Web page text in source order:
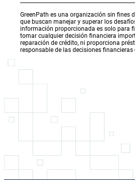
GreenPath es una organización sin fines
que buscan manejar y superar los
información proporcionada es solo para
tomar cualquier decisión financiera
reparación de crédito, ni proporciona
responsable de las decisiones